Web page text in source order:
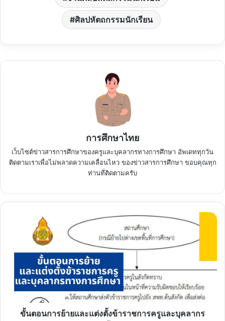
ศิลปหัตถกรรมนักเรียน
การศึกษาไทย
เว็บไซต์ข่าวสารการศึกษาของครูและบุคลากรทางการศึกษา อัพเดททุกวัน
ติดตามเราเพื่อไม่พลาดความเคลื่อนไหว ของข่าวสารการศึกษา ขอบคุณทุก
ท่านที่ติดตามครับ
ข้าราชการ
ขั้นตอนการย้ายและแต่งตั้งข้าราชการครูและบุคลากร